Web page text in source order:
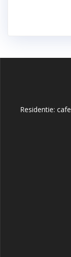
Residentie: